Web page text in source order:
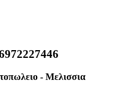
- Μελισσια